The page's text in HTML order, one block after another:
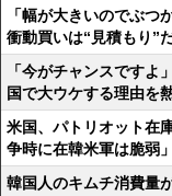
「幅が大きいのでぶ
衝動買いは“見積もり”
「今がチャンスです
国で大ウケする理由を
米国、パトリオット在
争時に在韓米軍は脆弱」
韓国人のキムチ消費量